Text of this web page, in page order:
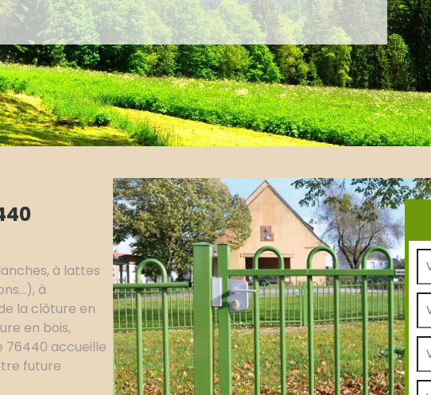
à lattes
à
la clôture en
en bois,
76440 accueille
future